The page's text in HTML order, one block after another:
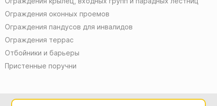
Ограждения оконных проемов
Ограждения пандусов для инвалидов
Ограждения террас
Отбойники и барьеры
Пристенные поручни